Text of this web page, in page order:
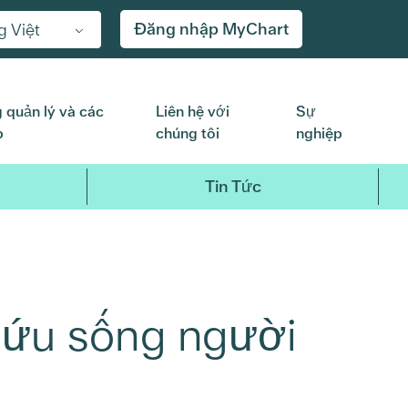
Việt Đăng nhập MyChart
quản lý và các
Liên hệ với
chúng tôi
Sự
nghiệp
Tin Tức
sống người